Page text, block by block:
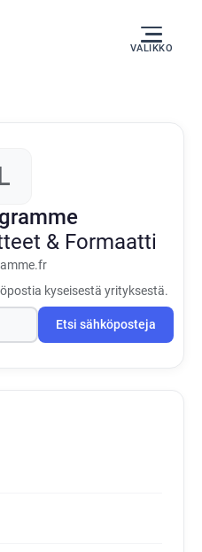
VALIKKO
& Formaatti
kyseisestä yrityksestä.
Etsi sähköposteja